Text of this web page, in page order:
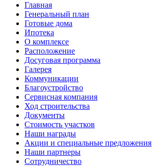
Главная
Генеральный план
Готовые дома
Ипотека
О комплексе
Расположение
Досуговая программа
Галерея
Коммуникации
Благоустройство
Сервисная компания
Ход строительства
Документы
Стоимость участков
Наши награды
Акции и специальные предложения
Наши партнеры
Сотрудничество